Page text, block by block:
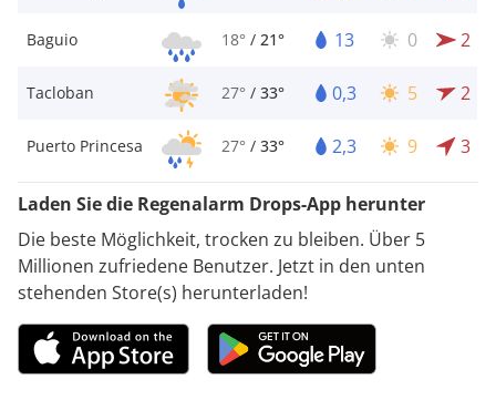
Baguio 18° / 21° 13 0 2
Tacloban 27° / 33° 0,3 5 2
Puerto Princesa 27° / 33° 2,3 9 3
Laden Sie die Regenalarm Drops-App herunter
Die beste Möglichkeit, trocken zu bleiben. Über 5
Millionen zufriedene Benutzer. Jetzt in den unten
stehenden Store(s) herunterladen!